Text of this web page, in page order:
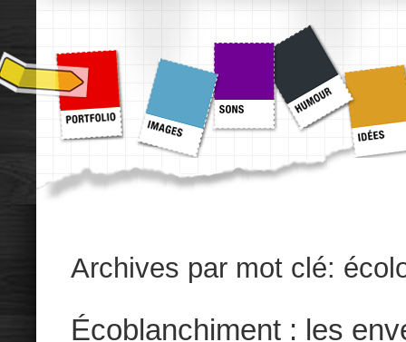
Archives par mot clé:
Écoblanchiment : les